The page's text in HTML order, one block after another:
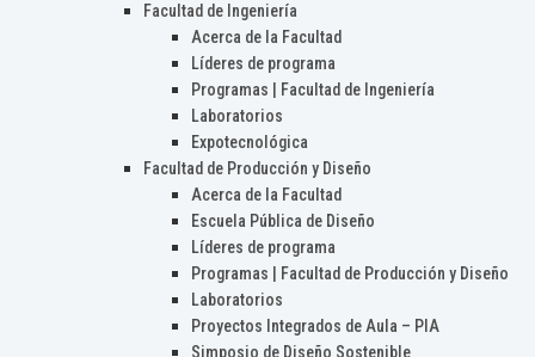
Facultad de Ingeniería
Acerca de la Facultad
Líderes de programa
Programas | Facultad de Ingeniería
Laboratorios
Expotecnológica
Facultad de Producción y Diseño
Acerca de la Facultad
Escuela Pública de Diseño
Líderes de programa
Programas | Facultad de Producción y Diseño
Laboratorios
Proyectos Integrados de Aula – PIA
Simposio de Diseño Sostenible